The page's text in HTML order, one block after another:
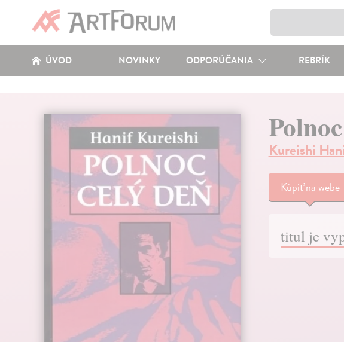
ÚVOD NOVINKY ODPORÚČANIA REBRÍK
Kureishi
Kúpiťna webe
titul je